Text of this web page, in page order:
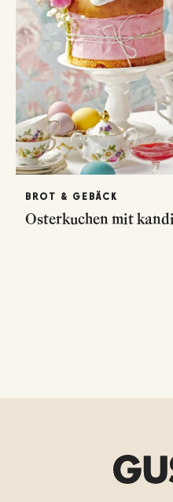
BROT & GEBÄCK
Osterkuchen mit